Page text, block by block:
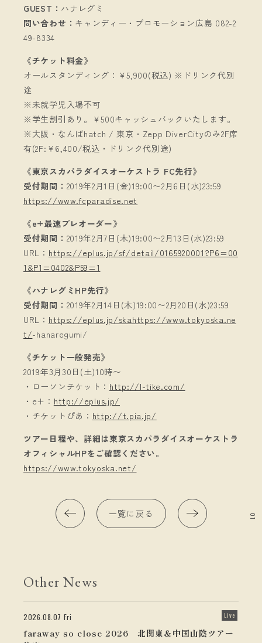
01
GUEST： ハナレグミ
問い合わせ： キャンディー・プロモーション広島 082-2
49-8334
《チケット料金》
オールスタンディング：￥5,900(税込) ※ドリンク代別
途
※未就学児入場不可
※学生割引あり。￥500キャッシュバックいたします。
※大阪・なんばhatch / 東京・Zepp DiverCityのみ2F席
有(2F:￥6,400/税込・ドリンク代別途)
《東京スカパラダイスオーケストラ FC先行》
受付期間： 2019年2月1日(金)19:00〜2月6日(水)23:59
https://www.fcparadise.net
《e+最速プレオーダー》
受付期間： 2019年2月7日(木)19:00〜2月13日(水)23:59
URL： https://eplus.jp/sf/detail/0165920001?P6=00
1&P1=0402&P59=1
《ハナレグミHP先行》
受付期間： 2019年2月14日(木)19:00〜2月20日(水)23:59
URL： https://eplus.jp/skahttps://www.tokyoska.ne
t/-hanaregumi/
《チケット一般発売》
2019年3月30日(土)10時〜
・ローソンチケット： http://l-tike.com/
・e+： http://eplus.jp/
・チケットぴあ： http://t.pia.jp/
ツアー日程や、詳細は東京スカパラダイスオーケストラ
オフィシャルHPをご確認ください。
https://www.tokyoska.net/
一覧に戻る
Other News
2026.08.07 Fri Live
faraway so close 2026 北関東＆中国山陰ツアー